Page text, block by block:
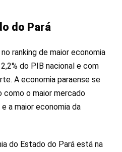
do Pará
ranking de maior economia
do PIB nacional e com
A economia paraense se
como o maior mercado
a maior economia da
do Estado do Pará está na